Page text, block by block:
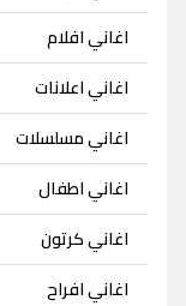
اغاني افلام
اغاني اعلانات
اغاني مسلسلات
اغاني اطفال
اغاني كرتون
اغاني افراح